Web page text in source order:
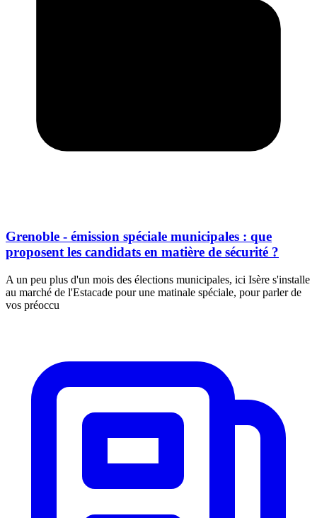
Grenoble - émission spéciale municipales : que
proposent les candidats en matière de sécurité ?
A un peu plus d'un mois des élections municipales, ici Isère s'installe
au marché de l'Estacade pour une matinale spéciale, pour parler de
vos préoccu